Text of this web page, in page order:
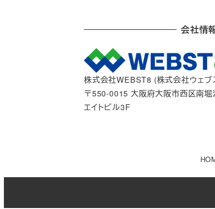
会社情
株式会社WEBST8 (株式会社ウェブ
〒550-0015 大阪府大阪市西区南堀
エイトビル3F